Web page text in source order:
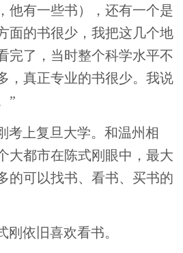
他有一些书），还有一个是
面的书很少，我把这几个地
完了，当时整个科学水平不
，真正专业的书很少。我说
”
考上复旦大学。和温州相
大都市在陈式刚眼中，最大
的可以找书、看书、买书的
刚依旧喜欢看书。